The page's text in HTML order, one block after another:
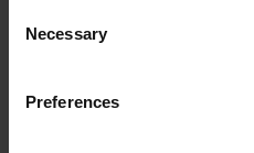
Selection
Necessary
Preferences